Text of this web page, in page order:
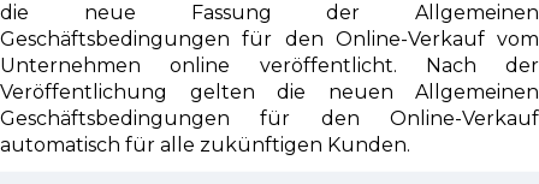
die neue Fassung der Allgemeinen
Geschäftsbedingungen für den Online-Verkauf vom
Unternehmen online veröffentlicht. Nach der
Veröffentlichung gelten die neuen Allgemeinen
Geschäftsbedingungen für den Online-Verkauf
automatisch für alle zukünftigen Kunden.